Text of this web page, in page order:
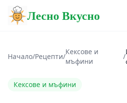
Лесно Вкусно
Начало/Рецепти/
Кексове и
мъфини
/
Кексове и мъфини